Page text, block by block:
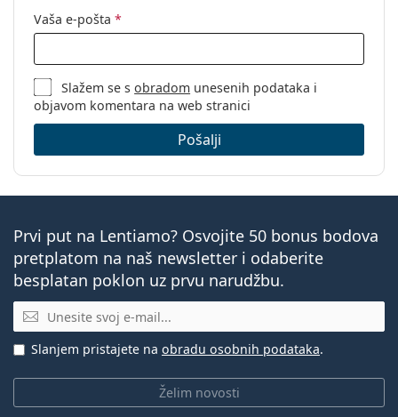
Vaša e-pošta *
Slažem se sobradom unesenih podataka i
objavom komentara na web stranici
Pošalji
Prvi put na Lentiamo? Osvojite 50 bonus bodova
pretplatom na naš newsletter i odaberite
besplatan poklon uz prvu narudžbu.
E-mail
Želim novosti
Slanjem pristajete na obradu osobnih podataka.